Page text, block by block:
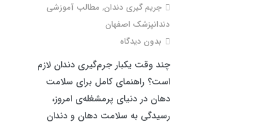
جریم گیری دندان, مطالب آموزشی
دندانپزشک اصفهان
بدون دیدگاه
چند وقت یکبار جرم‌گیری دندان لازم
است؟ راهنمای کامل برای سلامت
دهان در دنیای پرمشغله‌ی امروز،
رسیدگی به سلامت دهان و دندان